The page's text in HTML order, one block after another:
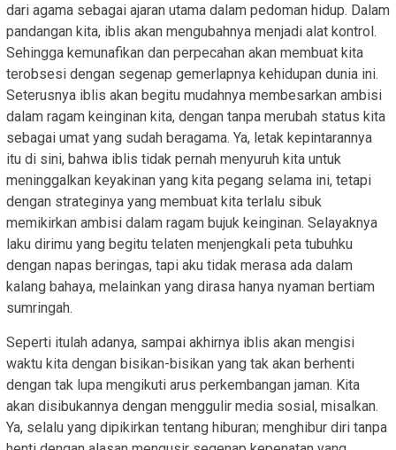
dari agama sebagai ajaran utama dalam pedoman hidup. Dalam
pandangan kita, iblis akan mengubahnya menjadi alat kontrol.
Sehingga kemunafikan dan perpecahan akan membuat kita
terobsesi dengan segenap gemerlapnya kehidupan dunia ini.
Seterusnya iblis akan begitu mudahnya membesarkan ambisi
dalam ragam keinginan kita, dengan tanpa merubah status kita
sebagai umat yang sudah beragama. Ya, letak kepintarannya
itu di sini, bahwa iblis tidak pernah menyuruh kita untuk
meninggalkan keyakinan yang kita pegang selama ini, tetapi
dengan strateginya yang membuat kita terlalu sibuk
memikirkan ambisi dalam ragam bujuk keinginan. Selayaknya
laku dirimu yang begitu telaten menjengkali peta tubuhku
dengan napas beringas, tapi aku tidak merasa ada dalam
kalang bahaya, melainkan yang dirasa hanya nyaman bertiam
sumringah.
Seperti itulah adanya, sampai akhirnya iblis akan mengisi
waktu kita dengan bisikan-bisikan yang tak akan berhenti
dengan tak lupa mengikuti arus perkembangan jaman. Kita
akan disibukannya dengan menggulir media sosial, misalkan.
Ya, selalu yang dipikirkan tentang hiburan; menghibur diri tanpa